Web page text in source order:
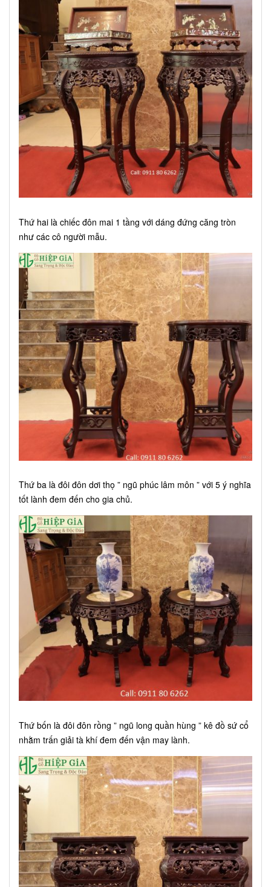
Thứ hai là chiếc đôn mai 1 tầng với dáng đứng căng tròn
như các cô người mẫu.
Thứ ba là đôi đôn dơi thọ ” ngũ phúc lâm môn ” với 5 ý nghĩa
tốt lành đem đến cho gia chủ.
Thứ bốn là đôi đôn rồng ” ngũ long quần hùng ” kê đồ sứ cổ
nhằm trấn giải tà khí đem đến vận may lành.